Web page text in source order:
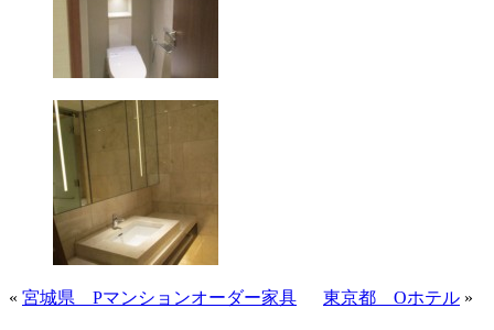
« 宮城県 Pマンションオーダー家具 東京都 Oホテル »